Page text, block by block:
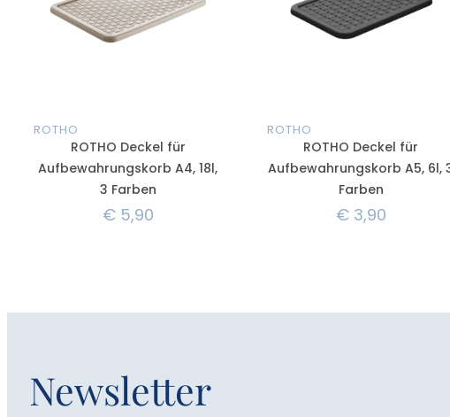
ROTHO
ROTHO Deckel für
Aufbewahrungskorb A4, 18l,
3 Farben
€5,90
ROTHO
ROTHO Deckel für
Aufbewahrungskorb A5, 6l,
Farben
€3,90
Newsletter